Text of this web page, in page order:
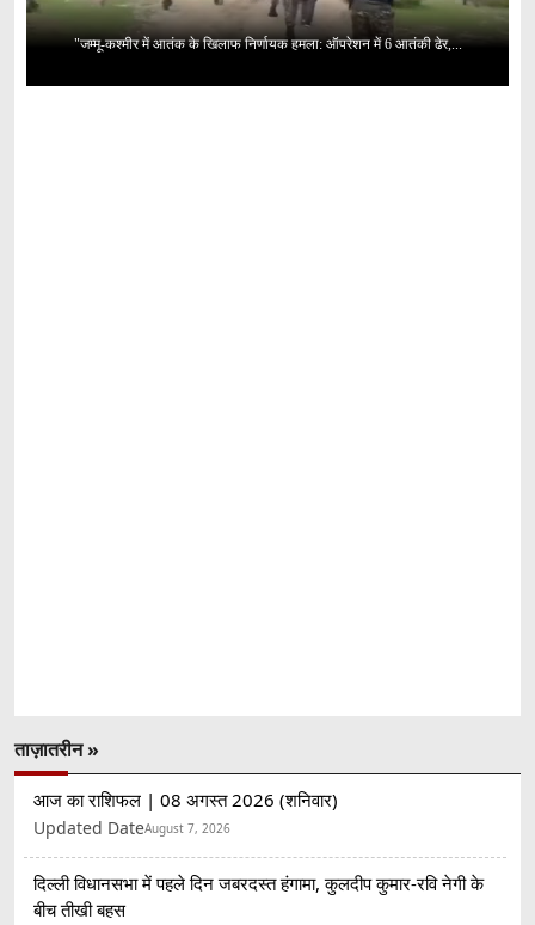
"जम्मू-कश्मीर में आतंक के खिलाफ निर्णायक हमला: ऑपरेशन में 6 आतंकी ढेर,...
ताज़ातरीन »
आज का राशिफल | 08 अगस्त 2026 (शनिवार)
Updated DateAugust 7, 2026
दिल्ली विधानसभा में पहले दिन जबरदस्त हंगामा, कुलदीप कुमार-रवि नेगी के
बीच तीखी बहस